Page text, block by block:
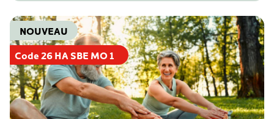
Code 26 HA SBE MO 1
NOUVEAU